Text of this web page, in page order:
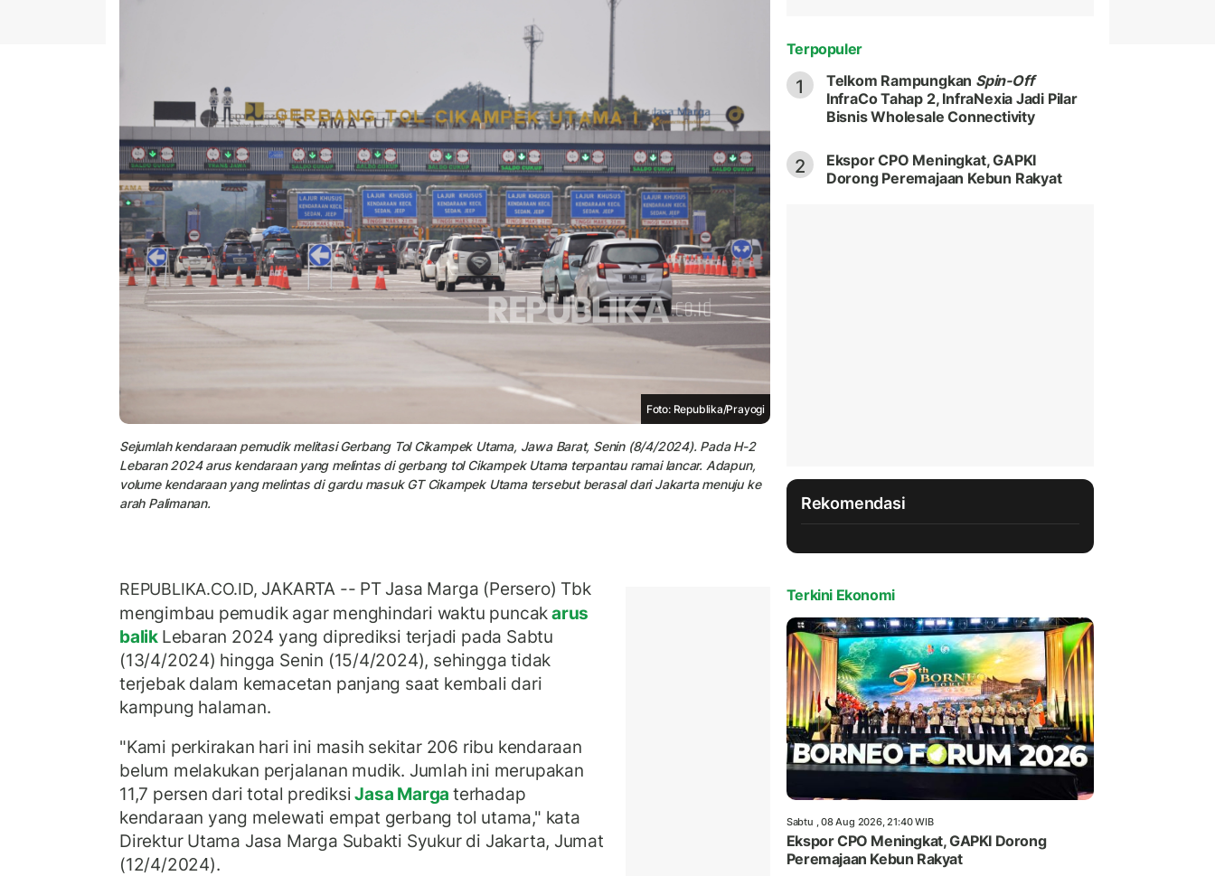
Foto: Republika/Prayogi
Sejumlah kendaraan pemudik melitasi Gerbang Tol Cikampek Utama, Jawa Barat, Senin (8/4/2024). Pada H-2
Lebaran 2024 arus kendaraan yang melintas di gerbang tol Cikampek Utama terpantau ramai lancar. Adapun,
volume kendaraan yang melintas di gardu masuk GT Cikampek Utama tersebut berasal dari Jakarta menuju ke
arah Palimanan.
REPUBLIKA.CO.ID,JAKARTA -- PT Jasa Marga (Persero) Tbk
mengimbau pemudik agar menghindari waktu puncakarus
balik Lebaran 2024 yang diprediksi terjadi pada Sabtu
(13/4/2024) hingga Senin (15/4/2024), sehingga tidak
terjebak dalam kemacetan panjang saat kembali dari
kampung halaman.
"Kami perkirakan hari ini masih sekitar 206 ribu kendaraan
belum melakukan perjalanan mudik. Jumlah ini merupakan
11,7 persen dari total prediksiJasa Marga terhadap
kendaraan yang melewati empat gerbang tol utama," kata
Direktur Utama Jasa Marga Subakti Syukur di Jakarta, Jumat
(12/4/2024).
Terpopuler
1 Telkom Rampungkan Spin-Off
InfraCo Tahap 2, InfraNexia Jadi Pilar
Bisnis Wholesale Connectivity
2
Ekspor CPO Meningkat, GAPKI
Dorong Peremajaan Kebun Rakyat
Rekomendasi
Terkini Ekonomi
Sabtu , 08 Aug 2026, 21:40 WIB
Ekspor CPO Meningkat, GAPKI Dorong
Peremajaan Kebun Rakyat